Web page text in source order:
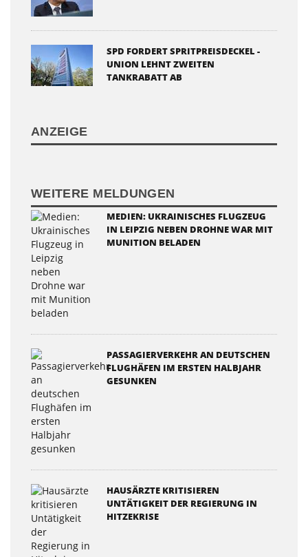
SPD FORDERT SPRITPREISDECKEL -
UNION LEHNT ZWEITEN
TANKRABATT AB
ANZEIGE
WEITERE MELDUNGEN
MEDIEN: UKRAINISCHES FLUGZEUG
IN LEIPZIG NEBEN DROHNE WAR MIT
MUNITION BELADEN
PASSAGIERVERKEHR AN DEUTSCHEN
FLUGHÄFEN IM ERSTEN HALBJAHR
GESUNKEN
HAUSÄRZTE KRITISIEREN
UNTÄTIGKEIT DER REGIERUNG IN
HITZEKRISE